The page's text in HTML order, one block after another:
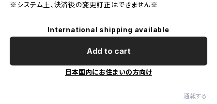
※システム上、決済後の変更訂正はできません※
International shipping available
Add to cart
日本国内にお住まいの方向け
通報する